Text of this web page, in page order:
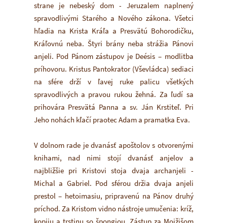
strane je nebeský dom - Jeruzalem naplnený
spravodlivými Starého a Nového zákona. Všetci
hľadia na Krista Kráľa a Presvätú Bohorodičku,
Kráľovnú neba. Štyri brány neba strážia Pánovi
anjeli. Pod Pánom zástupov je Deésis – modlitba
príhovoru. Kristus Pantokrator (Vševládca) sediaci
na sfére drží v ľavej ruke palicu všetkých
spravodlivých a pravou rukou žehná. Za ľudí sa
prihovára Presvätá Panna a sv. Ján Krstiteľ. Pri
Jeho nohách kľačí praotec Adam a pramatka Eva.
V dolnom rade je dvanásť apoštolov s otvorenými
knihami, nad nimi stojí dvanásť anjelov a
najbližšie pri Kristovi stoja dvaja archanjeli -
Michal a Gabriel. Pod sférou držia dvaja anjeli
prestol – hetoimasiu, pripravenú na Pánov druhý
príchod. Za Kristom vidno nástroje umučenia: kríž,